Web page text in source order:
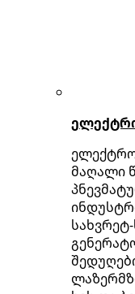
ელექტრო
მაღალი